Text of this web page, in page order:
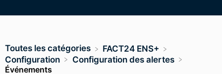
Toutes les catégories
​FACT24 ENS+
​Configuration
​Configuration des alertes
Événements